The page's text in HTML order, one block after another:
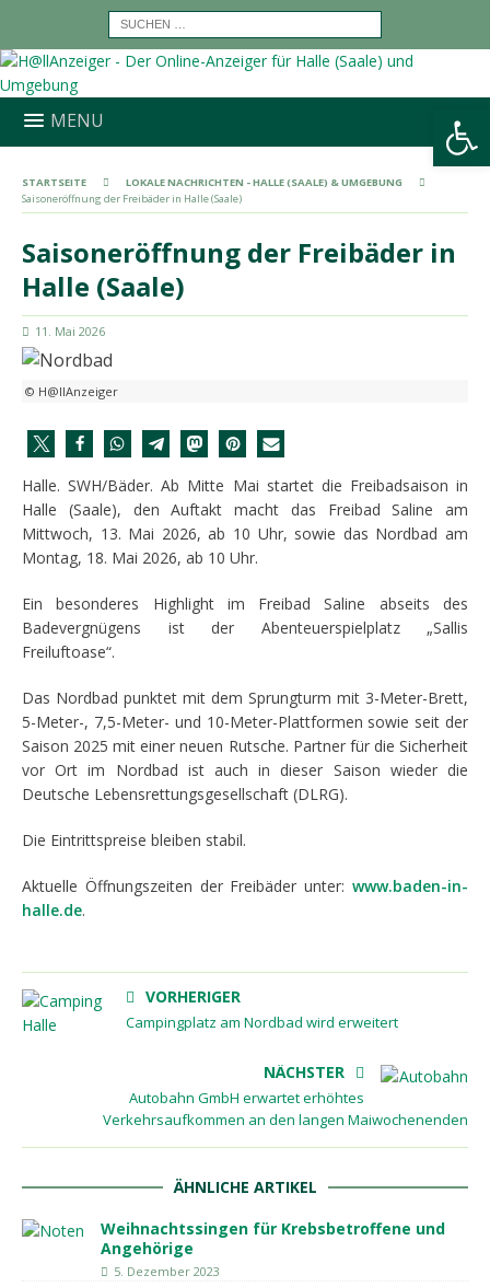
Werkzeugleiste öffnen
MENU
STARTSEITE
LOKALE NACHRICHTEN - HALLE (SAALE) & UMGEBUNG
Saisoneröffnung der Freibäder in Halle (Saale)
Saisoneröffnung der Freibäder in
Halle (Saale)
11. Mai 2026
© H@llAnzeiger
Halle. SWH/Bäder. Ab Mitte Mai startet die Freibadsaison in
Halle (Saale), den Auftakt macht das Freibad Saline am
Mittwoch, 13. Mai 2026, ab 10 Uhr, sowie das Nordbad am
Montag, 18. Mai 2026, ab 10 Uhr.
Ein besonderes Highlight im Freibad Saline abseits des
Badevergnügens ist der Abenteuerspielplatz „Sallis
Freiluftoase“.
Das Nordbad punktet mit dem Sprungturm mit 3-Meter-Brett,
5-Meter-, 7,5-Meter- und 10-Meter-Plattformen sowie seit der
Saison 2025 mit einer neuen Rutsche. Partner für die Sicherheit
vor Ort im Nordbad ist auch in dieser Saison wieder die
Deutsche Lebensrettungsgesellschaft (DLRG).
Die Eintrittspreise bleiben stabil.
Aktuelle Öffnungszeiten der Freibäder unter: www.baden-in-
halle.de.
VORHERIGER
Campingplatz am Nordbad wird erweitert
NÄCHSTER
Autobahn GmbH erwartet erhöhtes
Verkehrsaufkommen an den langen Maiwochenenden
ÄHNLICHE ARTIKEL
Weihnachtssingen für Krebsbetroffene und
Angehörige
5. Dezember 2023